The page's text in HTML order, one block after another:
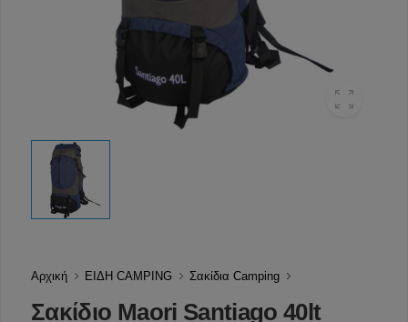
Αρχική ΕΙΔΗ CAMPING Σακίδια Camping
Σακίδιο Maori Santiago 40lt